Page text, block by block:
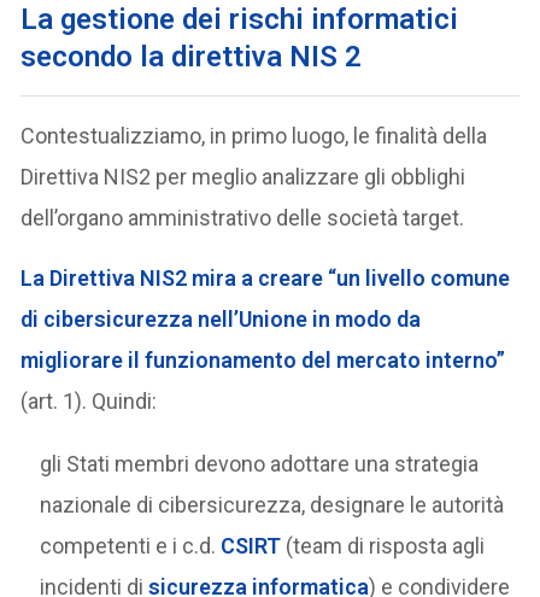
La gestione dei rischi informatici
secondo la direttiva NIS 2
Contestualizziamo, in primo luogo, le finalità della
Direttiva NIS2 per meglio analizzare gli obblighi
dell’organo amministrativo delle società target.
La Direttiva NIS2 mira a creare “un livello comune
di cibersicurezza nell’Unione in modo da
migliorare il funzionamento del mercato interno”
(art. 1). Quindi:
gli Stati membri devono adottare una strategia
nazionale di cibersicurezza, designare le autorità
competenti e i c.d. CSIRT (team di risposta agli
incidenti disicurezza informatica) e condividere